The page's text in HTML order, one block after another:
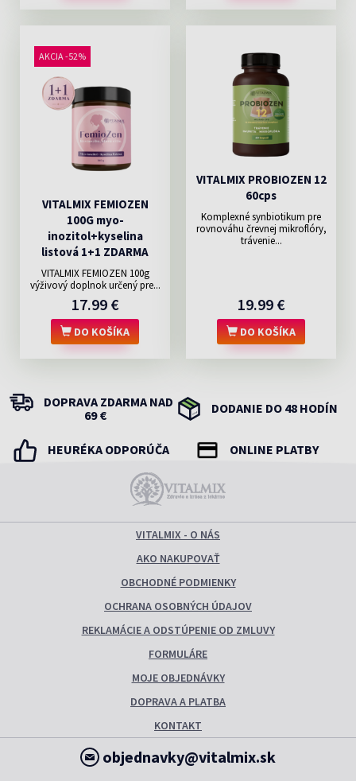
AKCIA -52%
VITALMIX FEMIOZEN
100G myo-
inozitol+kyselina
listová 1+1 ZDARMA
VITALMIX FEMIOZEN 100g
výživový doplnok určený pre...
17.99 €
DO KOŠÍKA
VITALMIX PROBIOZEN 12
60cps
Komplexné synbiotikum pre
rovnováhu črevnej mikroflóry,
trávenie...
19.99 €
DO KOŠÍKA
DOPRAVA ZDARMA NAD
69 €
DODANIE DO 48 HODÍN
HEURÉKA ODPORÚČA ONLINE PLATBY
VITALMIX - O NÁS
AKO NAKUPOVAŤ
OBCHODNÉ PODMIENKY
OCHRANA OSOBNÝCH ÚDAJOV
REKLAMÁCIE A ODSTÚPENIE OD ZMLUVY
FORMULÁRE
MOJE OBJEDNÁVKY
DOPRAVA A PLATBA
KONTAKT
objednavky@vitalmix.sk